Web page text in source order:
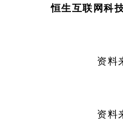
恒生互联网科
资料
资料